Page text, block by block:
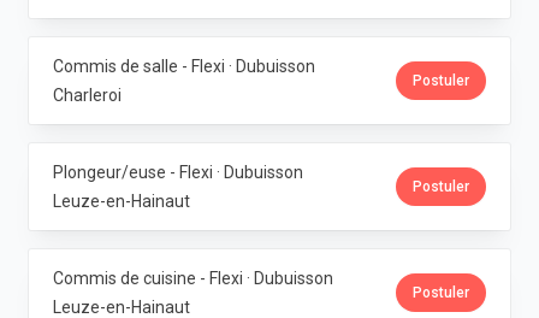
Commis de salle - Flexi · Dubuisson
Charleroi
Postuler
Plongeur/euse - Flexi · Dubuisson
Leuze-en-Hainaut
Postuler
Commis de cuisine - Flexi · Dubuisson
Leuze-en-Hainaut
Postuler